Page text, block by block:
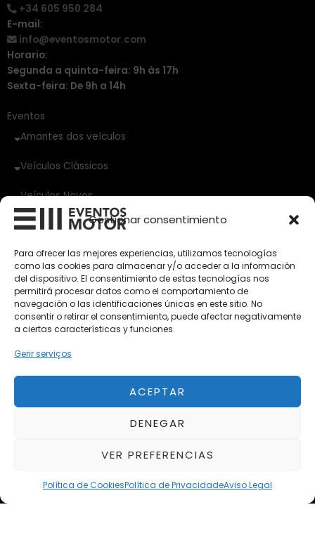
Gestionar consentimiento
Para ofrecer las mejores experiencias, utilizamos tecnologías
como las cookies para almacenar y/o acceder a la información
del dispositivo. El consentimiento de estas tecnologías nos
permitirá procesar datos como el comportamiento de
navegación o las identificaciones únicas en este sitio. No
consentir o retirar el consentimiento, puede afectar negativamente
a ciertas características y funciones.
Gerir serviços
ACEPTAR
DENEGAR
VER PREFERENCIAS
Política de CookiesPolítica de PrivacidadeAviso Legal
+34 605 950 284
E-mail:
info@eventosmotor.com
Horario:
Segunda a quinta-feira: 9h às 17h
Sexta-feira: De 9h a 14h
Eventos
Amantes dos veículos
Veículos Clássicos
Veículos Novos
Veículos de Ocasião
autoClássico Porto 2026
Del 02/10/2026 al 05/10/2026
Exclusive Top Cars 2026
Del 02/10/2026 al 05/10/2026